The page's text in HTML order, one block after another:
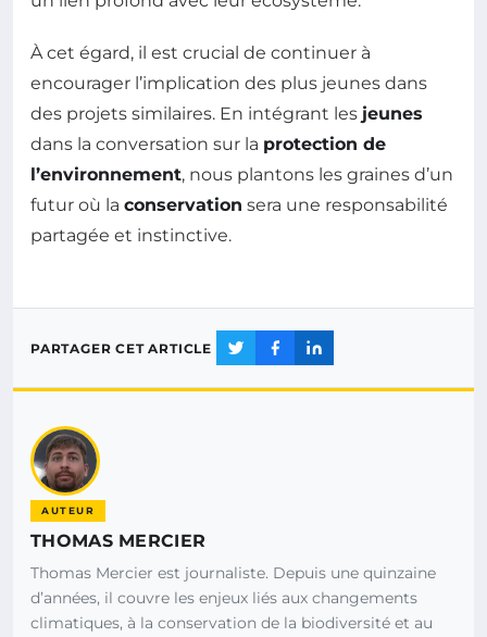
À cet égard, il est crucial de continuer à
encourager l’implication des plus jeunes dans
des projets similaires. En intégrant les jeunes
dans la conversation sur la protection de
l’environnement, nous plantons les graines d’un
futur où la conservation sera une responsabilité
partagée et instinctive.
PARTAGER CET ARTICLE
AUTEUR
THOMAS MERCIER
Thomas Mercier est journaliste. Depuis une quinzaine
d’années, il couvre les enjeux liés aux changements
climatiques, à la conservation de la biodiversité et au